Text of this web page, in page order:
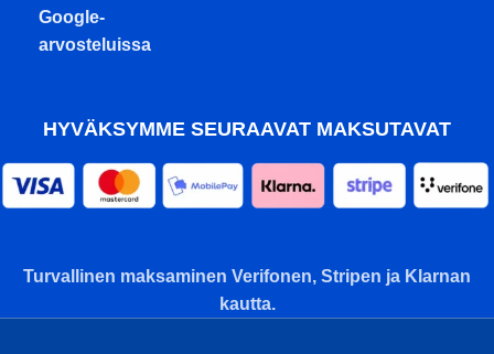
Google-
arvosteluissa
HYVÄKSYMME SEURAAVAT MAKSUTAVAT
Turvallinen maksaminen Verifonen, Stripen ja Klarnan
kautta.